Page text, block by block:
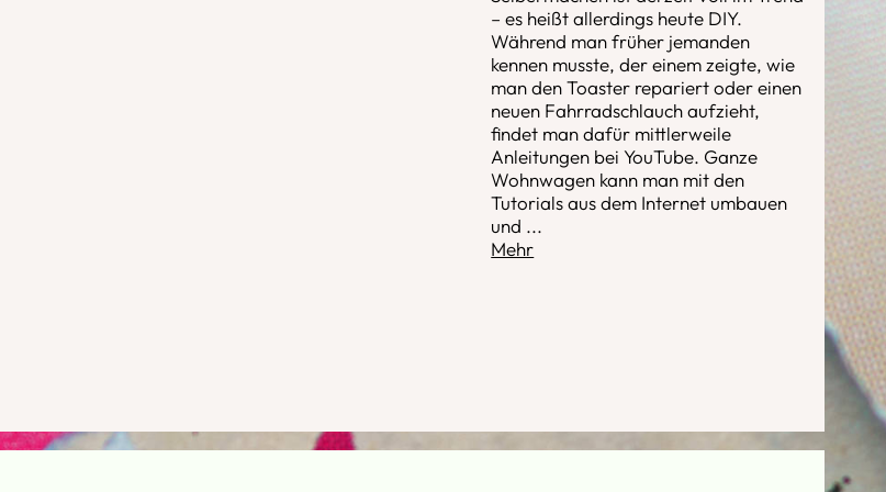
– es heißt allerdings heute DIY.
Während man früher jemanden
kennen musste, der einem zeigte, wie
man den Toaster repariert oder einen
neuen Fahrradschlauch aufzieht,
findet man dafür mittlerweile
Anleitungen bei YouTube. Ganze
Wohnwagen kann man mit den
Tutorials aus dem Internet umbauen
und ...
Mehr